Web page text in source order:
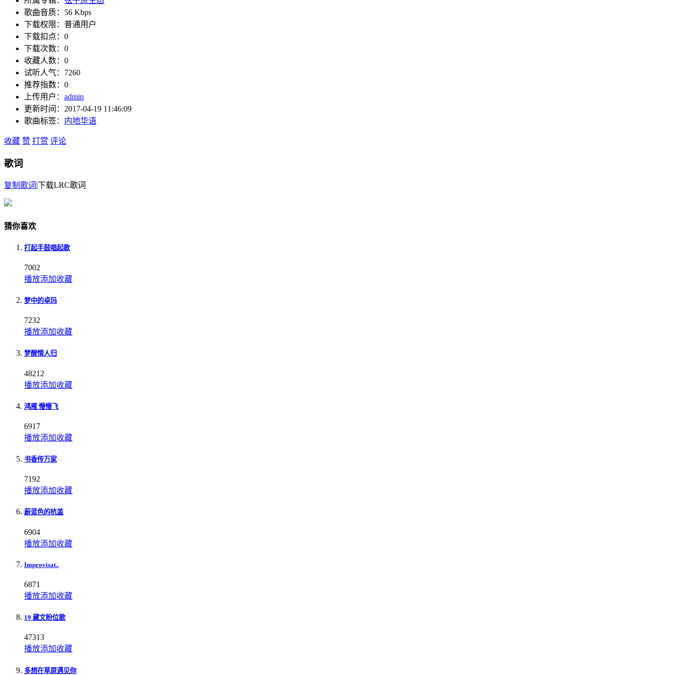
歌曲音质： 56 Kbps
下载权限：普通用户
下载扣点：0
下载次数：0
收藏人数：0
试听人气：7260
推荐指数：0
上传用户： admin
更新时间：2017-04-19 11:46:09
歌曲标签： 内地华语
收藏 赞 打赏 评论
歌词
复制歌词 |下载LRC歌词
猜你喜欢
打起手鼓唱起歌
7002
播放添加收藏
梦中的卓玛
7232
播放添加收藏
梦醒情人归
48212
播放添加收藏
鸿雁 慢慢飞
6917
播放添加收藏
书香传万家
7192
播放添加收藏
蔚蓝色的杭盖
6904
播放添加收藏
Improvisat..
6871
播放添加收藏
19 藏文盼位歌
47313
播放添加收藏
多想在草原遇见你